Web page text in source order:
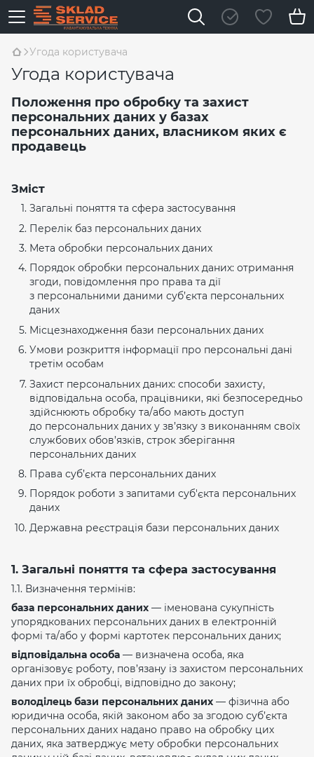
Угода користувача
Угода користувача
Положення про обробку та захист
персональних даних у базах
персональних даних, власником яких є
продавець
Зміст
Загальні поняття та сфера застосування
Перелік баз персональних даних
Мета обробки персональних даних
Порядок обробки персональних даних: отримання
згоди, повідомлення про права та дії
з персональними даними суб’єкта персональних
даних
Місцезнаходження бази персональних даних
Умови розкриття інформації про персональні дані
третім особам
Захист персональних даних: способи захисту,
відповідальна особа, працівники, які безпосередньо
здійснюють обробку та/або мають доступ
до персональних даних у зв’язку з виконанням своїх
службових обов’язків, строк зберігання
персональних даних
Права суб’єкта персональних даних
Порядок роботи з запитами суб'єкта персональних
даних
Державна реєстрація бази персональних даних
1. Загальні поняття та сфера застосування
1.1. Визначення термінів:
база персональних даних — іменована сукупність
упорядкованих персональних даних в електронній
формі та/або у формі картотек персональних даних;
відповідальна особа — визначена особа, яка
організовує роботу, пов’язану із захистом персональних
даних при їх обробці, відповідно до закону;
володілець бази персональних даних — фізична або
юридична особа, якій законом або за згодою суб’єкта
персональних даних надано право на обробку цих
даних, яка затверджує мету обробки персональних